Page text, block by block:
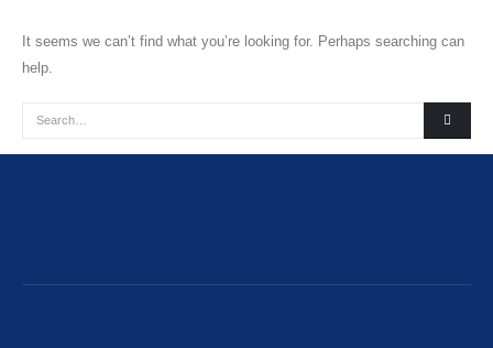
It seems we can’t find what you’re looking for. Perhaps searching can
help.